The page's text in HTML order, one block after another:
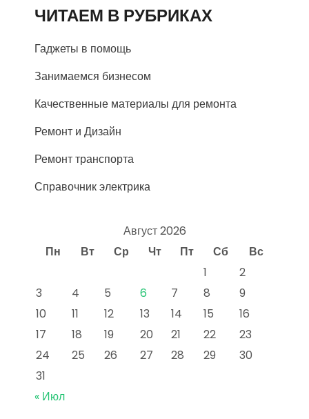
ЧИТАЕМ В РУБРИКАХ
Гаджеты в помощь
Занимаемся бизнесом
Качественные материалы для ремонта
Ремонт и Дизайн
Ремонт транспорта
Справочник электрика
Август 2026
Пн
Вт Ср Чт Пт Сб
Вс
1
2
3
4 5 6 7 8
9
10
11 12 13 14 15
16
17
18 19 20 21 22
23
24
25 26 27 28 29
30
31
« Июл